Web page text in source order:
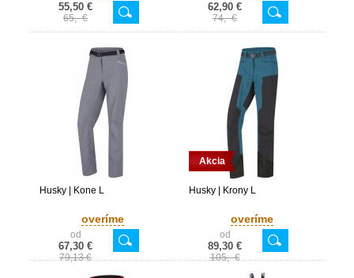
55,50 €
65,- €
62,90 €
74,- €
Husky | Kone L
overíme
od
67,30 €
79,13 €
Akcia
Husky | Krony L
overíme
od
89,30 €
105,- €